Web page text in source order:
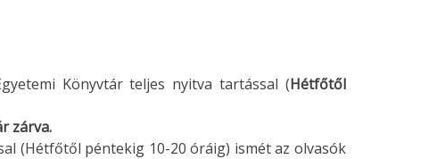
Könyvtár teljes nyitva tartással (Hétfőtől
zárva.
(Hétfőtől péntekig 10-20 óráig) ismét az olvasók